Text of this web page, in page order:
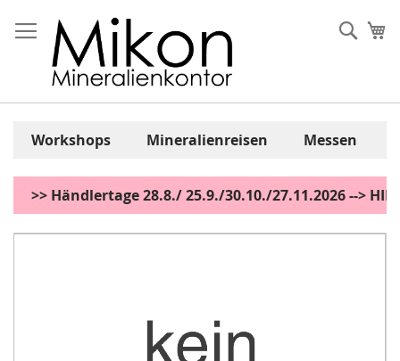
Inhalt
springen
Workshops Mineralienreisen Messen
>> Händlertage 28.8./ 25.9./30.10./27.11.2026 -->
Zum